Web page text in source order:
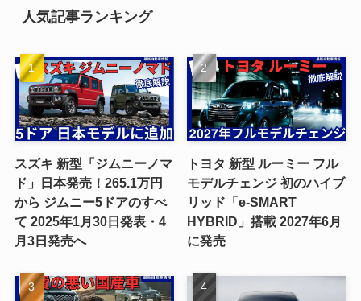
人気記事ランキング
スズキ 新型「ジムニーノマ
ド」日本発売！265.1万円
から ジムニー5ドアのすべ
て 2025年1月30日発表・4
月3日発売へ
トヨタ 新型 ルーミー フル
モデルチェンジ 初のハイブ
リッド「e-SMART
HYBRID」搭載 2027年6月
に発売